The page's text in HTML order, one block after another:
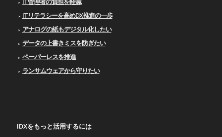
ITリテラシーを高めDX推進の一歩
アナログの紙もデジタル化したい
データの上書きミスを防ぎたい
ペーパーレスを推進
ランサムウェアから守りたい
IDXをもっと活用するには